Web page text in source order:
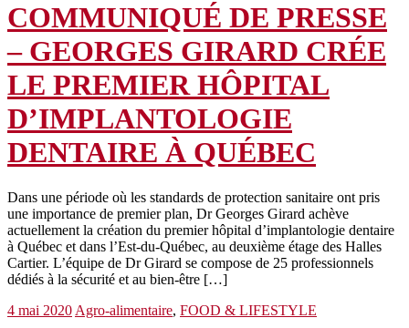
COMMUNIQUÉ DE PRESSE
– GEORGES GIRARD CRÉE
LE PREMIER HÔPITAL
D’IMPLANTOLOGIE
DENTAIRE À QUÉBEC
Dans une période où les standards de protection sanitaire ont pris
une importance de premier plan, Dr Georges Girard achève
actuellement la création du premier hôpital d’implantologie dentaire
à Québec et dans l’Est-du-Québec, au deuxième étage des Halles
Cartier. L’équipe de Dr Girard se compose de 25 professionnels
dédiés à la sécurité et au bien-être […]
4 mai 2020 Agro-alimentaire, FOOD & LIFESTYLE